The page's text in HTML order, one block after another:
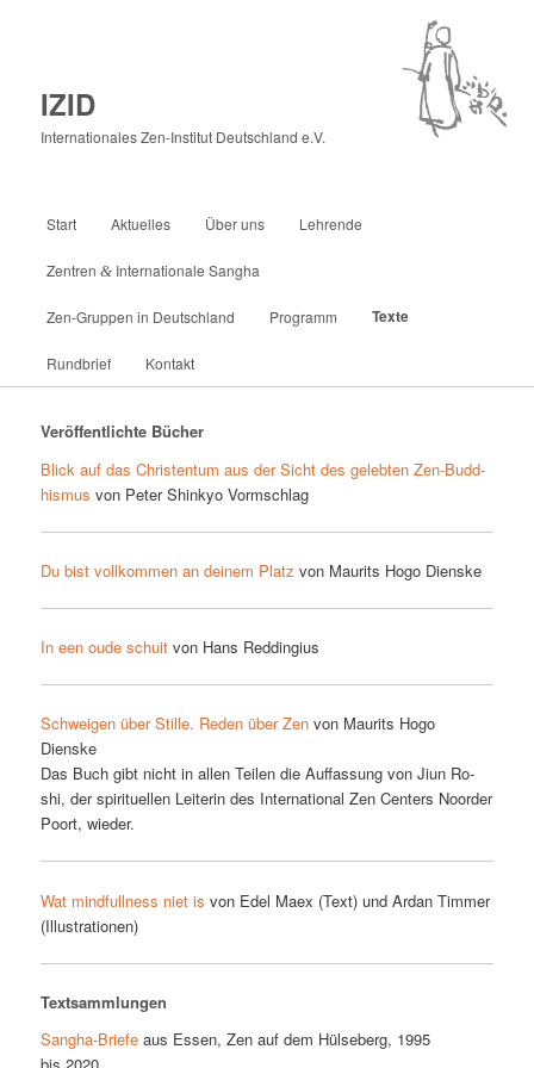
IZID
Internationales Zen-Institut Deutschland e.V.
Zum
primären
Inhalt
Start Aktuelles Über uns Lehrende
Zentren &Internationale Sangha
Zen-Gruppen in Deutschland Programm Texte
Rundbrief Kontakt
Veröffentlichte Bücher
Blick auf das Chris­ten­tum aus der Sicht des ge­leb­ten Zen-Bu­­d­­d­
his­­­mus von Pe­ter Shin­kyo Vormschlag
Du bist voll­kom­men an dei­nem Platz von Mau­rits Ho­go Dienske
In een ou­de schuit von Hans Reddingius
Schwei­gen über Stil­le. Re­den über Zen von Mau­rits Ho­go
Dienske
Das Buch gibt nicht in al­len Tei­len die Auf­fas­sung von Ji­un Ro­
shi, der spi­ri­tu­el­len Lei­te­rin des In­ter­na­tio­nal Zen Cen­ters Noor­der
Po­ort, wieder.
Wat mind­full­ness niet is von Edel Maex (Text) und Ar­dan Tim­mer
(Il­lus­tra­tio­nen)
Textsammlungen
Sang­ha-Brie­fe aus Es­sen, Zen auf dem Hüls­eberg, 1995